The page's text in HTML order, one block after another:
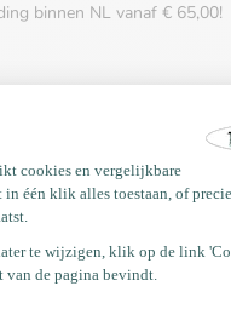
binnen NL vanaf € 65,00!